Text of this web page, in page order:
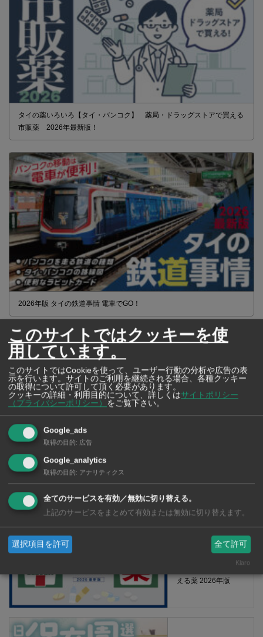
タイの薬いろいろ【タイ・バンコク】 薬局・ドラッグストアで買える
市販薬 2026年最新版！
2026年版 タイの鉄道事情 電車でGO！
2026年版
【タイ・バンコ
ク】 コンビニ（セ
える薬 2026年版
このサイトではクッキーを使
用しています。
このサイトではCookieを使って、ユーザー行動の分析や広告の表
示を行います。サイトのご利用を継続される場合、各種クッキー
の取得について許可して頂く必要があります。
クッキーの詳細・利用目的について、詳しくはサイトポリシー
（プライバシーポリシー）
をご覧下さい。
Google_ads
取得の目的: 広告
Google_analytics
取得の目的: アナリティクス
全てのサービスを有効／無効に切り替える。
上記のサービスをまとめて有効または無効に切り替えます。
選択項目を許可 全て許可
Klaro